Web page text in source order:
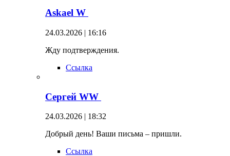
Askael W
24.03.2026 | 16:16
Жду подтверждения.
Ссылка
Сергей WW
24.03.2026 | 18:32
Добрый день! Ваши письма – пришли.
Ссылка